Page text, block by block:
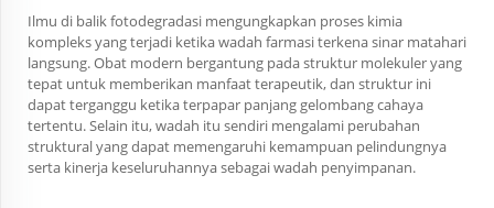
Ilmu di balik fotodegradasi mengungkapkan proses kimia
kompleks yang terjadi ketika wadah farmasi terkena sinar matahari
langsung. Obat modern bergantung pada struktur molekuler yang
tepat untuk memberikan manfaat terapeutik, dan struktur ini
dapat terganggu ketika terpapar panjang gelombang cahaya
tertentu. Selain itu, wadah itu sendiri mengalami perubahan
struktural yang dapat memengaruhi kemampuan pelindungnya
serta kinerja keseluruhannya sebagai wadah penyimpanan.